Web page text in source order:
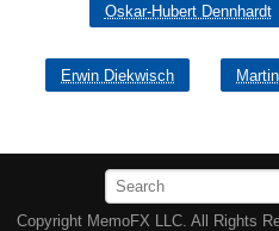
Oskar-Hubert Dennhardt
Erwin Diekwisch
Copyright MemoFX LLC. All Rights